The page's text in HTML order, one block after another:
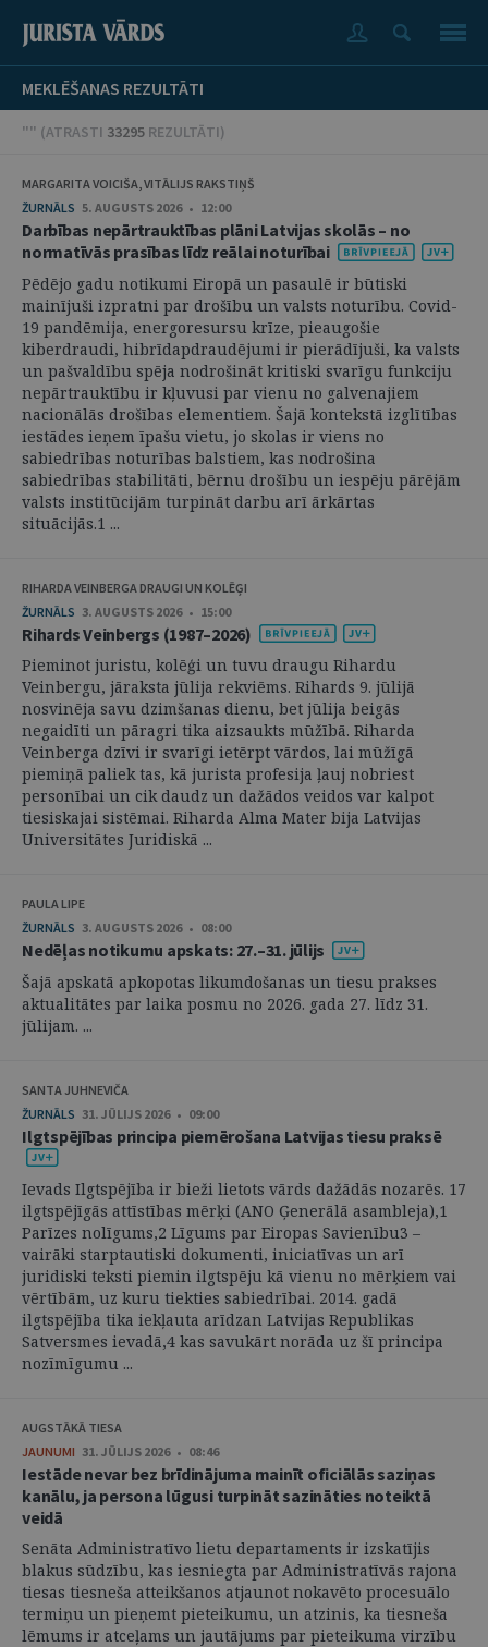
MEKLĒŠANAS REZULTĀTI
"" (ATRASTI 33295 REZULTĀTI)
MARGARITA VOICIŠA, VITĀLIJS RAKSTIŅŠ
ŽURNĀLS 5. AUGUSTS 2026 • 12:00
Darbības nepārtrauktības plāni Latvijas skolās – no
normatīvās prasības līdz reālai noturībai
Pēdējo gadu notikumi Eiropā un pasaulē ir būtiski
mainījuši izpratni par drošību un valsts noturību. Covid-
19 pandēmija, energoresursu krīze, pieaugošie
kiberdraudi, hibrīdapdraudējumi ir pierādījuši, ka valsts
un pašvaldību spēja nodrošināt kritiski svarīgu funkciju
nepārtrauktību ir kļuvusi par vienu no galvenajiem
nacionālās drošības elementiem. Šajā kontekstā izglītības
iestādes ieņem īpašu vietu, jo skolas ir viens no
sabiedrības noturības balstiem, kas nodrošina
sabiedrības stabilitāti, bērnu drošību un iespēju pārējām
valsts institūcijām turpināt darbu arī ārkārtas
situācijās.1 ...
RIHARDA VEINBERGA DRAUGI UN KOLĒĢI
ŽURNĀLS 3. AUGUSTS 2026 • 15:00
Rihards Veinbergs (1987–2026)
Pieminot juristu, kolēģi un tuvu draugu Rihardu
Veinbergu, jāraksta jūlija rekviēms. Rihards 9. jūlijā
nosvinēja savu dzimšanas dienu, bet jūlija beigās
negaidīti un pāragri tika aizsaukts mūžībā. Riharda
Veinberga dzīvi ir svarīgi ietērpt vārdos, lai mūžīgā
piemiņā paliek tas, kā jurista profesija ļauj nobriest
personībai un cik daudz un dažādos veidos var kalpot
tiesiskajai sistēmai. Riharda Alma Mater bija Latvijas
Universitātes Juridiskā ...
PAULA LIPE
ŽURNĀLS 3. AUGUSTS 2026 • 08:00
Nedēļas notikumu apskats: 27.–31. jūlijs
Šajā apskatā apkopotas likumdošanas un tiesu prakses
aktualitātes par laika posmu no 2026. gada 27. līdz 31.
jūlijam. ...
SANTA JUHNEVIČA
ŽURNĀLS 31. JŪLIJS 2026 • 09:00
Ilgtspējības principa piemērošana Latvijas tiesu praksē
Ievads Ilgtspējība ir bieži lietots vārds dažādās nozarēs. 17
ilgtspējīgās attīstības mērķi (ANO Ģenerālā asambleja),1
Parīzes nolīgums,2 Līgums par Eiropas Savienību3 –
vairāki starptautiski dokumenti, iniciatīvas un arī
juridiski teksti piemin ilgtspēju kā vienu no mērķiem vai
vērtībām, uz kuru tiekties sabiedrībai. 2014. gadā
ilgtspējība tika iekļauta arīdzan Latvijas Republikas
Satversmes ievadā,4 kas savukārt norāda uz šī principa
nozīmīgumu ...
AUGSTĀKĀ TIESA
JAUNUMI 31. JŪLIJS 2026 • 08:46
Iestāde nevar bez brīdinājuma mainīt oficiālās saziņas
kanālu, ja persona lūgusi turpināt sazināties noteiktā
veidā
Senāta Administratīvo lietu departaments ir izskatījis
blakus sūdzību, kas iesniegta par Administratīvās rajona
tiesas tiesneša atteikšanos atjaunot nokavēto procesuālo
termiņu un pieņemt pieteikumu, un atzinis, ka tiesneša
lēmums ir atceļams un jautājums par pieteikuma virzību